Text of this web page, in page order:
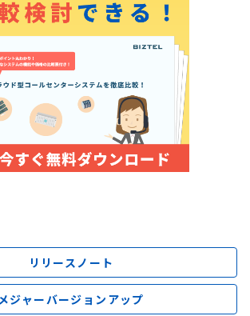
リリースノート
ジャーバージョンアップ